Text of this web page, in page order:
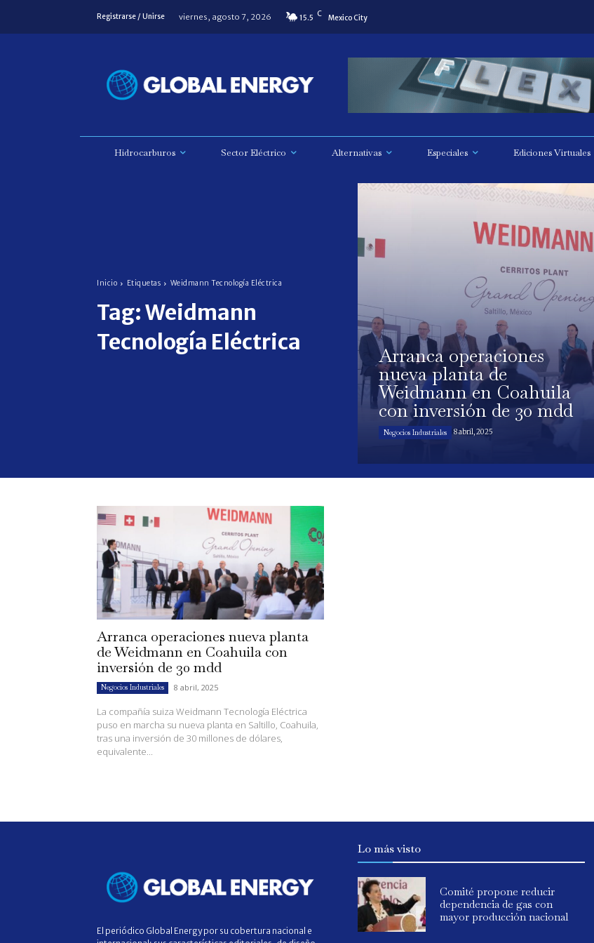
Registrarse / Unirse viernes, agosto 7, 2026 15.5 C Mexico City
Hidrocarburos Sector Eléctrico Alternativas Especiales Ediciones Virtuales
Inicio Etiquetas Weidmann Tecnología Eléctrica
Tag:Weidmann
Tecnología Eléctrica
Arranca operaciones
nueva planta de
Weidmann en Coahuila
con inversión de 30 mdd
Negocios Industriales 8 abril, 2025
Arranca operaciones nueva planta
de Weidmann en Coahuila con
inversión de 30 mdd
Negocios Industriales 8 abril, 2025
La compañía suiza Weidmann Tecnología Eléctrica
puso en marcha su nueva planta en Saltillo, Coahuila,
tras una inversión de 30 millones de dólares,
equivalente...
El periódico Global Energy por su cobertura nacional e
Lo más visto
Comité propone reducir
dependencia de gas con
mayor producción nacional